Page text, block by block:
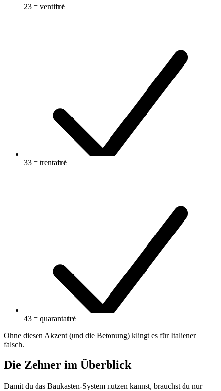
23 = ventitré
33 = trentatré
43 = quarantatré
Ohne diesen Akzent (und die Betonung) klingt es für Italiener
falsch.
Die Zehner im Überblick
Damit du das Baukasten-System nutzen kannst, brauchst du nur